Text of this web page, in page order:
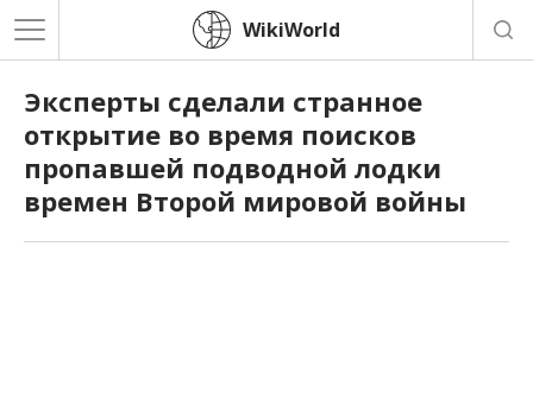
WikiWorld
Эксперты сделали странное
открытие во время поисков
пропавшей подводной лодки
времен Второй мировой войны